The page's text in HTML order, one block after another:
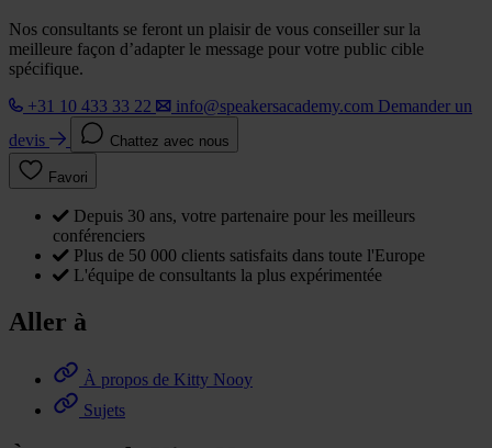
Nos consultants se feront un plaisir de vous conseiller sur la
meilleure façon d’adapter le message pour votre public cible
spécifique.
+31 10 433 33 22
info@speakersacademy.com Demander un
devis
Chattez avec nous
Favori
Depuis 30 ans, votre partenaire pour les meilleurs
conférenciers
Plus de 50 000 clients satisfaits dans toute l'Europe
L'équipe de consultants la plus expérimentée
Aller à
À propos de Kitty Nooy
Sujets